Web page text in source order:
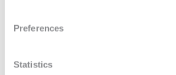
Preferences
Statistics
Projektowanie
– jest etapem
solidnej podstawy w oparciu o